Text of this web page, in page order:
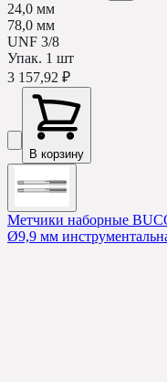
24,0 мм
78,0 мм
UNF 3/8
Упак. 1 шт
3 157,92 ₽
В корзину
Метчики наборные
Ø9,9 мм